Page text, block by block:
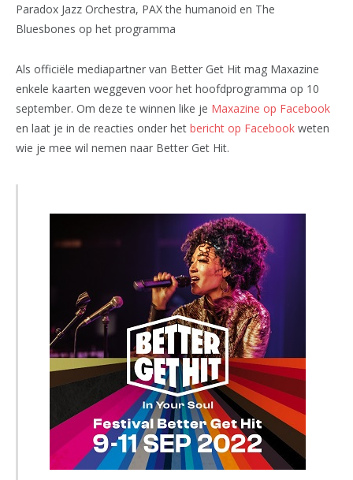
Paradox Jazz Orchestra, PAX the humanoid en The
Bluesbones op het programma
Als officiële mediapartner van Better Get Hit mag Maxazine
enkele kaarten weggeven voor het hoofdprogramma op 10
september. Om deze te winnen like je Maxazine op Facebook
en laat je in de reacties onder het bericht op Facebook weten
wie je mee wil nemen naar Better Get Hit.